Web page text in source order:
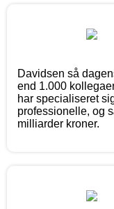
Davidsen så
end 1.000
har specialiseret
professionelle, og
milliarder kroner.